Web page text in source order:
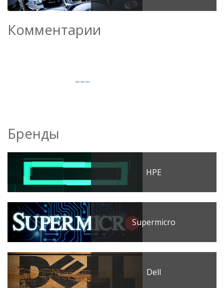
Комментарии
Бренды
HPE
Supermicro
Dell